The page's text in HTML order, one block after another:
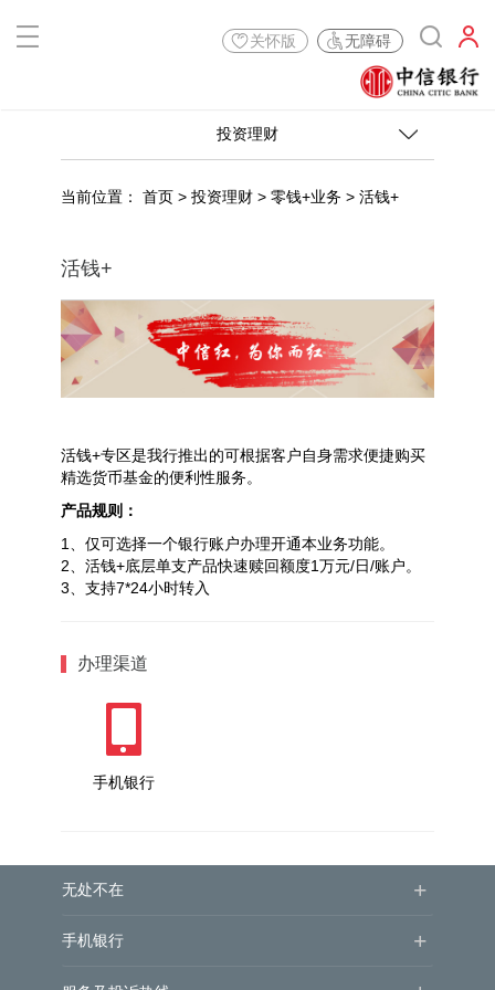
无障碍
关怀版
投资理财
当前位置：首页 >投资理财 >零钱+业务 >活钱+
活钱+
活钱+专区是我行推出的可根据客户自身需求便捷购买
精选货币基金的便利性服务。
产品规则：
1、仅可选择一个银行账户办理开通本业务功能。
2、活钱+底层单支产品快速赎回额度1万元/日/账户。
3、支持7*24小时转入
办理渠道
手机银行
无处不在 +
手机银行 +